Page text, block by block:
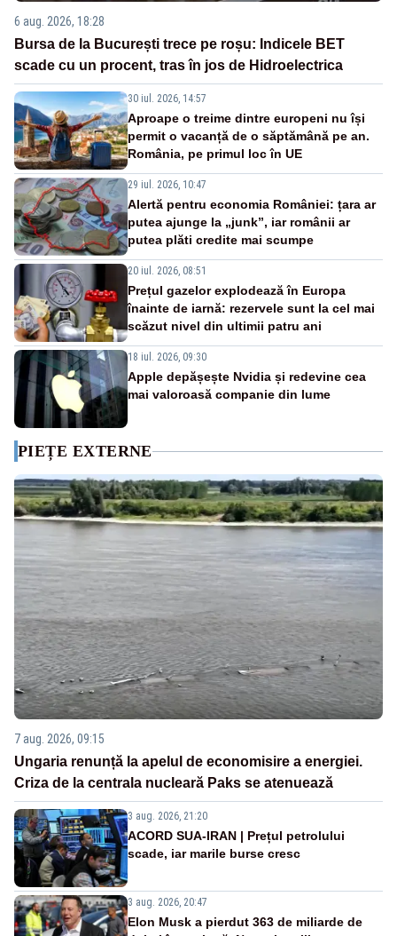
6 aug. 2026, 18:28
Bursa de la București trece pe roșu: Indicele BET
scade cu un procent, tras în jos de Hidroelectrica
30 iul. 2026, 14:57
Aproape o treime dintre europeni nu își
permit o vacanță de o săptămână pe an.
România, pe primul loc în UE
29 iul. 2026, 10:47
Alertă pentru economia României: țara ar
putea ajunge la „junk”, iar românii ar
putea plăti credite mai scumpe
20 iul. 2026, 08:51
Prețul gazelor explodează în Europa
înainte de iarnă: rezervele sunt la cel mai
scăzut nivel din ultimii patru ani
18 iul. 2026, 09:30
Apple depășește Nvidia și redevine cea
mai valoroasă companie din lume
PIEȚE EXTERNE
7 aug. 2026, 09:15
Ungaria renunță la apelul de economisire a energiei.
Criza de la centrala nucleară Paks se atenuează
3 aug. 2026, 21:20
ACORD SUA-IRAN | Prețul petrolului
scade, iar marile burse cresc
3 aug. 2026, 20:47
Elon Musk a pierdut 363 de miliarde de